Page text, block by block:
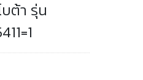
ต้า รุ่น